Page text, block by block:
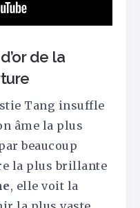
de la
Tang insuffle
âme la plus
beaucoup
la plus brillante
, elle voit la